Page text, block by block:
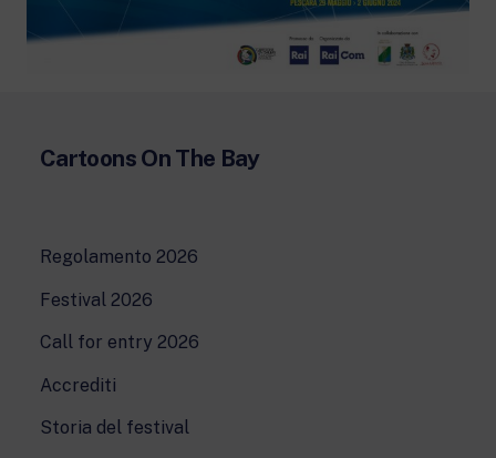
Cartoons On The Bay
Regolamento 2026
Festival 2026
Call for entry 2026
Accrediti
Storia del festival